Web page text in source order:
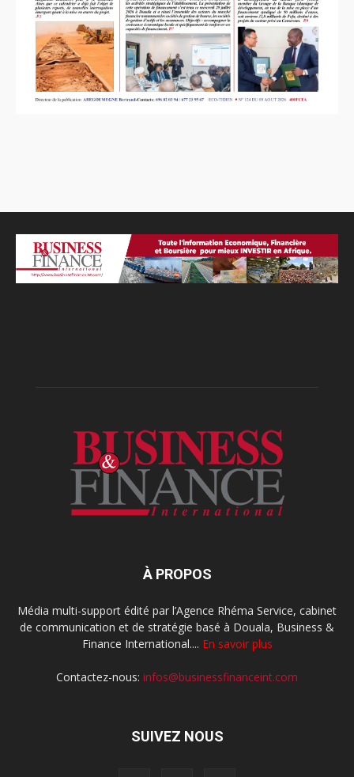
À PROPOS
Média multi-support édité par l’Agence Rhéma Service, cabinet
de communication et de stratégie basé à Douala, Business &
Finance International.... En savoir plus
Contactez-nous: infos@businessfinanceint.com
SUIVEZ NOUS